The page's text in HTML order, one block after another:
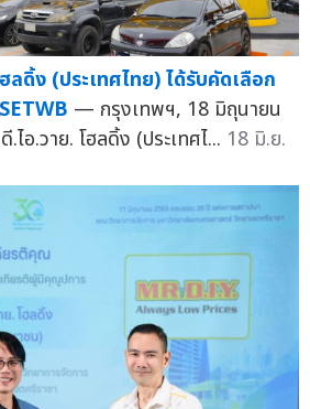
ลดิ้ง (ประเทศไทย) ได้รับคัดเลือก
— กรุงเทพฯ, 18 มิถุนายน
อ.วาย. โฮลดิ้ง (ประเทศไ... 18 มิ.ย.